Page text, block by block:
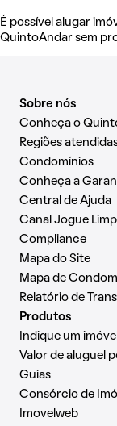
É possível alugar
QuintoAndar sem
Sobre nós
Conheça o
Regiões
Condomínios
Conheça a
Central de Ajuda
Canal Jogue
Compliance
Mapa do Site
Mapa de
Relatório de
Produtos
Indique um imóvel
Valor de aluguel
Guias
Consórcio de
Imovelweb